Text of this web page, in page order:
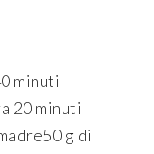
minuti
20 minuti
g di